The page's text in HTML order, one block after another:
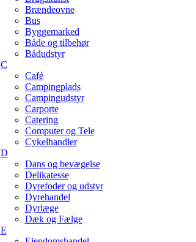
Brændeovne
Bus
Byggemarked
Både og tilbehør
Bådudstyr
C
Café
Campingplads
Campingudstyr
Carporte
Catering
Computer og Tele
Cykelhandler
D
Dans og bevægelse
Delikatesse
Dyrefoder og udstyr
Dyrehandel
Dyrlæge
Dæk og Fælge
E